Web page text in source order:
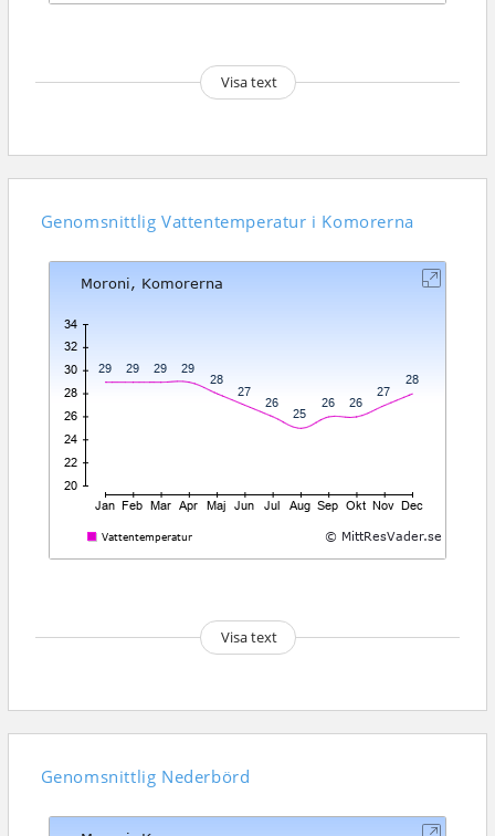
Visa text
Genomsnittlig Vattentemperatur i Komorerna
Visa text
Genomsnittlig Nederbörd